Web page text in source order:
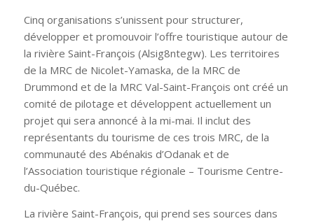
Cinq organisations s’unissent pour structurer,
développer et promouvoir l’offre touristique autour de
la rivière Saint-François (Alsig8ntegw). Les territoires
de la MRC de Nicolet-Yamaska, de la MRC de
Drummond et de la MRC Val-Saint-François ont créé un
comité de pilotage et développent actuellement un
projet qui sera annoncé à la mi-mai. Il inclut des
représentants du tourisme de ces trois MRC, de la
communauté des Abénakis d’Odanak et de
l’Association touristique régionale – Tourisme Centre-
du-Québec.
La rivière Saint-François, qui prend ses sources dans